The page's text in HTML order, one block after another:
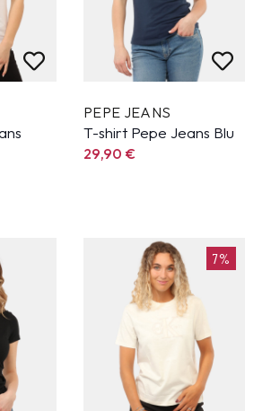
PEPE JEANS
T-shirt Pepe Jeans Blu
29,90€
7%